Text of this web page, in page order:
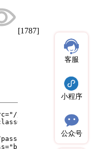
[1787]
客服
小程序
公众号